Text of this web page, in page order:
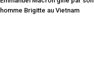
homme Brigitte au Vietnam